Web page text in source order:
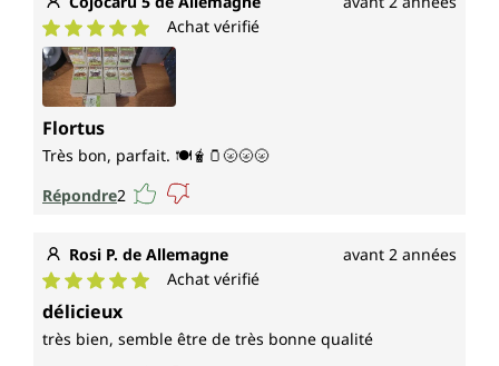
Note moyenne de 5 sur 5 étoiles
Achat vérifié
Flortus
Très bon, parfait. 🍽🧋🫙🌝🌝🌝
Répondre2
Rosi P. de Allemagne avant 2 années
Note moyenne de 5 sur 5 étoiles
Achat vérifié
délicieux
très bien, semble être de très bonne qualité